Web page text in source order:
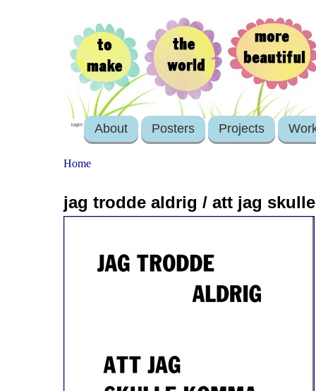
login About Posters Projects
Home
jag trodde aldrig / att jag